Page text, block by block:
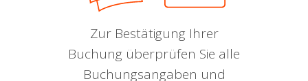
Zur Bestätigung Ihrer
Buchung überprüfen Sie alle
Buchungsangaben und